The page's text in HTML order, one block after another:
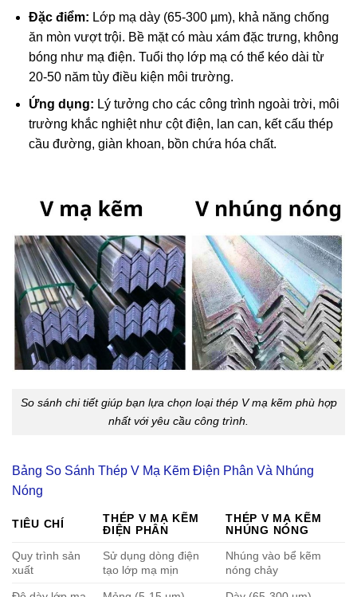
Đặc điểm: Lớp mạ dày (65-300 µm), khả năng chống
ăn mòn vượt trội. Bề mặt có màu xám đặc trưng, không
bóng như mạ điện. Tuổi thọ lớp mạ có thể kéo dài từ
20-50 năm tùy điều kiện môi trường.
Ứng dụng: Lý tưởng cho các công trình ngoài trời, môi
trường khắc nghiệt như cột điện, lan can, kết cấu thép
cầu đường, giàn khoan, bồn chứa hóa chất.
So sánh chi tiết giúp bạn lựa chọn loại thép V mạ kẽm phù hợp
nhất với yêu cầu công trình.
Bảng So Sánh Thép V Mạ Kẽm Điện Phân Và Nhúng
Nóng
TIÊU CHÍ
THÉP V MẠ KẼM
ĐIỆN PHÂN
THÉP V MẠ KẼM
NHÚNG NÓNG
Quy trình sản
xuất
Sử dụng dòng điện
tạo lớp mạ mịn
Nhúng vào bể kẽm
nóng chảy